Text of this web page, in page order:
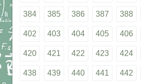
384 385 386 387 388
402 403 404 405 406
420 421 422 423 424
438 439 440 441 442